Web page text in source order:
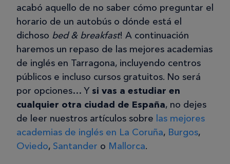
acabó aquello de no saber cómo preguntar el
horario de un autobús o dónde está el
dichoso bed & breakfast! A continuación
haremos un repaso de las mejores academias
de inglés en Tarragona, incluyendo centros
públicos e incluso cursos gratuitos. No será
por opciones… Ysi vas a estudiar en
cualquier otra ciudad de España, no dejes
de leer nuestros artículos sobre las mejores
academias de inglés en La Coruña, Burgos,
Oviedo, Santander o Mallorca.